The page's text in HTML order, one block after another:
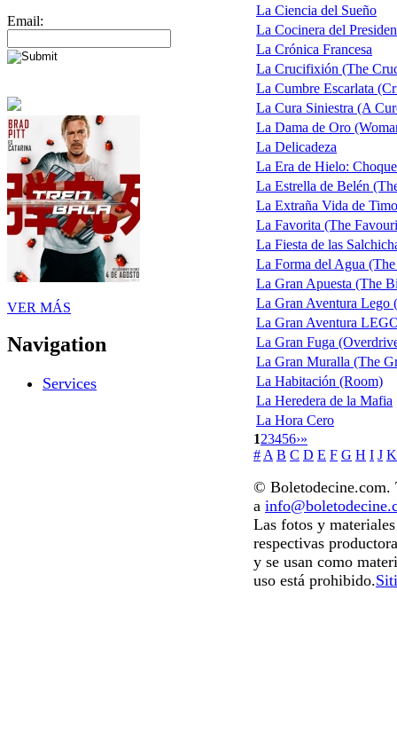
Email:
VER MÁS
Navigation
Services
La Ciencia del Sueño
La Cocinera del
La Crónica Francesa
La Crucifixión (The
La Cumbre Escarlata
La Cura Siniestra (A
La Dama de Oro
La Delicadeza
La Era de Hielo:
La Estrella de Belén
La Extraña Vida de
La Favorita (The
La Fiesta de las
La Forma del Agua
La Gran Apuesta (The
La Gran Aventura Lego
La Gran Aventura
La Gran Fuga
La Gran Muralla (The
La Habitación (Room)
La Heredera de la Mafia
La Hora Cero
123456›»
# A B C D E F G H I J K
© Boletodecine.com.
a
Las fotos y
respectivas
y se usan como
uso está prohibido.